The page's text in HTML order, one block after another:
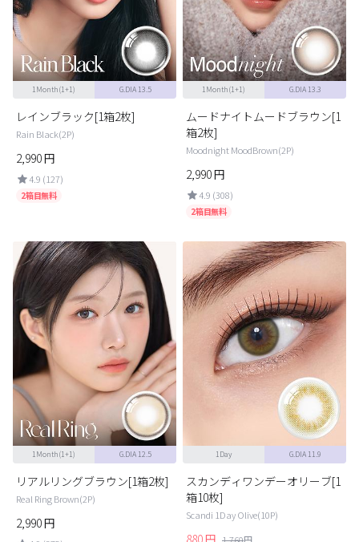
1Month(1+1) G.DIA 13.5
レインブラック[1箱2枚]
Rain Black(2P)
2,990円
4.9 (127)
2箱目無料
1Month(1+1) G.DIA 13.3
ムードナイトムードブラウン[1
箱2枚]
Moodnight MoodBrown(2P)
2,990円
4.9 (308)
2箱目無料
1Month(1+1) G.DIA 12.5
リアルリングブラウン[1箱2枚]
Real Ring Brown(2P)
2,990円
1Day G.DIA 11.9
スカンディワンデーオリーブ[1
箱10枚]
Scandi 1Day Olive(10P)
880 円